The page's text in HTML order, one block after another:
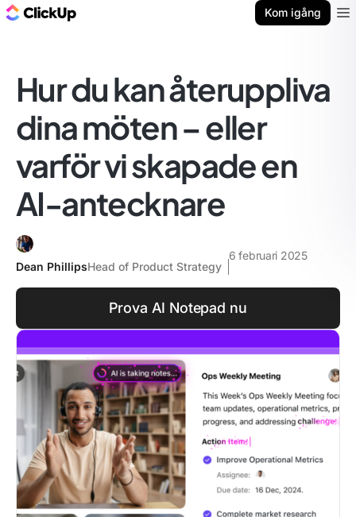
Kom igång
Hur du kan återuppliva
dina möten – eller
varför vi skapade en
AI-antecknare
Dean PhillipsHead of Product Strategy
6 februari 2025
Prova AI Notepad nu